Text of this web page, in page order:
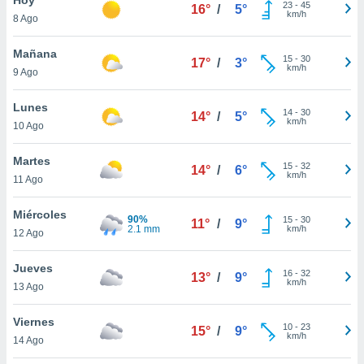
y
en
más
de
8 Ago
16° / 5° 23- 45
km/h
Mañana
9 Ago
17° / 3° 15- 30
km/h
Lunes
10 Ago
14° / 5° 14- 30
km/h
Martes
11 Ago
14° / 6° 15- 32
km/h
Miércoles
12 Ago
90%
2.1 mm
11° / 9° 15- 30
km/h
Jueves
13 Ago
13° / 9° 16- 32
km/h
Viernes
14 Ago
15° / 9° 10- 23
km/h